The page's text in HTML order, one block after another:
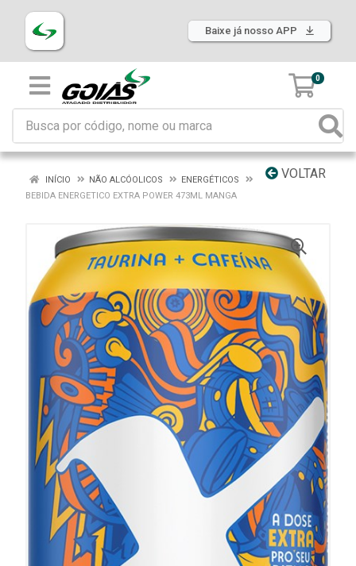
Baixe já nosso APP
0
VOLTAR
INÍCIO NÃO ALCÓOLICOS
ENERGÉTICOS
BEBIDA ENERGETICO EXTRA POWER 473ML MANGA